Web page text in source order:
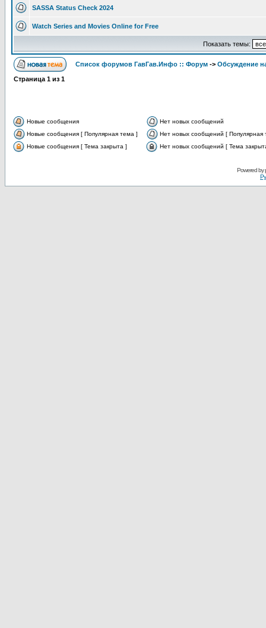
SASSA Status Check 2024
Watch Series and Movies Online for Free
Показать темы:
Список форумов ГавГав.Инфо :: Форум -> Обсуждение
Страница 1 из 1
Новые сообщения
Нет новых сообщений
Новые сообщения [ Популярная тема ]
Нет новых сообщений [ Популярная
Новые сообщения [ Тема закрыта ]
Нет новых сообщений [ Тема
Powered by